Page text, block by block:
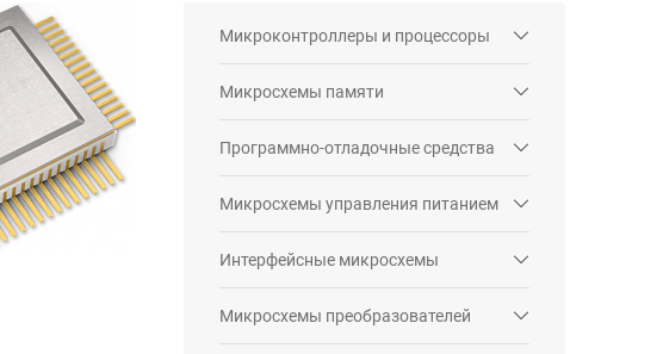
Микроконтроллеры и процессоры
Микросхемы памяти
Программно-отладочные средства
Микросхемы управления питанием
Интерфейсные микросхемы
Микросхемы преобразователей